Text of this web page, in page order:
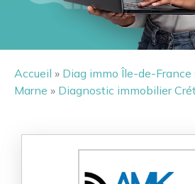
Accueil » Diag immo Île-de-France
Marne » Diagnostic immobilier